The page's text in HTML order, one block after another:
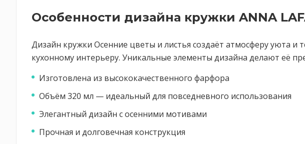
Особенности дизайна кружки ANNA
Дизайн кружки Осенние цветы и листья создаёт атмосферу уюта
кухонному интерьеру. Уникальные элементы дизайна делают её
Изготовлена из высококачественного фарфора
Объём 320 мл — идеальный для повседневного использования
Элегантный дизайн с осенними мотивами
Прочная и долговечная конструкция